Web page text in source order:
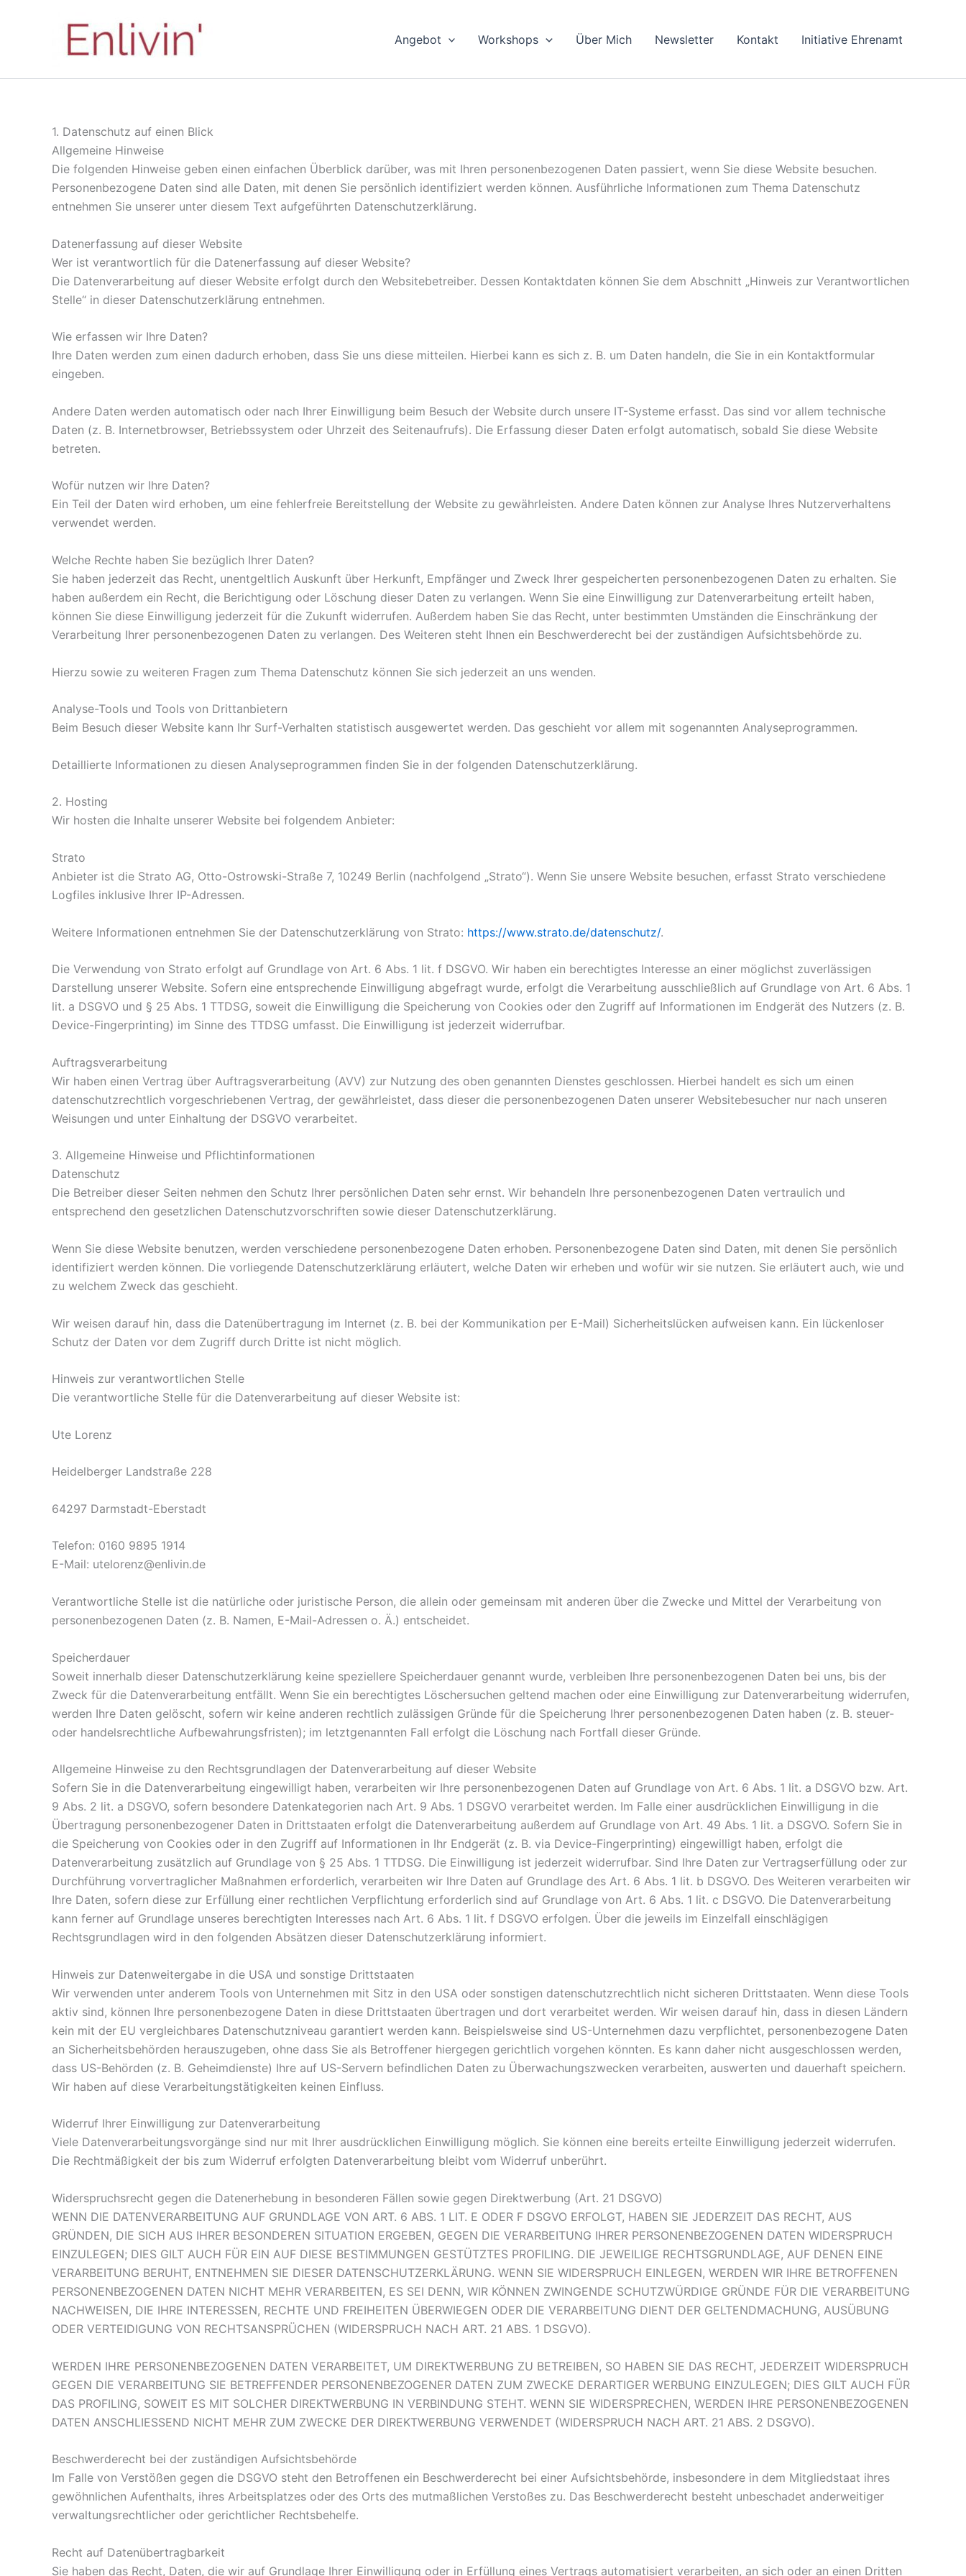
Angebot Workshops Über Mich Newsletter Kontakt Initiative Ehrenamt
1. Datenschutz auf einen Blick
Allgemeine Hinweise
Die folgenden Hinweise geben einen einfachen Überblick darüber, was mit Ihren personenbezogenen Daten passiert, wenn Sie diese Website besuchen.
Personenbezogene Daten sind alle Daten, mit denen Sie persönlich identifiziert werden können. Ausführliche Informationen zum Thema Datenschutz
entnehmen Sie unserer unter diesem Text aufgeführten Datenschutzerklärung.
Datenerfassung auf dieser Website
Wer ist verantwortlich für die Datenerfassung auf dieser Website?
Die Datenverarbeitung auf dieser Website erfolgt durch den Websitebetreiber. Dessen Kontaktdaten können Sie dem Abschnitt „Hinweis zur Verantwortlichen
Stelle“ in dieser Datenschutzerklärung entnehmen.
Wie erfassen wir Ihre Daten?
Ihre Daten werden zum einen dadurch erhoben, dass Sie uns diese mitteilen. Hierbei kann es sich z. B. um Daten handeln, die Sie in ein Kontaktformular
eingeben.
Andere Daten werden automatisch oder nach Ihrer Einwilligung beim Besuch der Website durch unsere IT-Systeme erfasst. Das sind vor allem technische
Daten (z. B. Internetbrowser, Betriebssystem oder Uhrzeit des Seitenaufrufs). Die Erfassung dieser Daten erfolgt automatisch, sobald Sie diese Website
betreten.
Wofür nutzen wir Ihre Daten?
Ein Teil der Daten wird erhoben, um eine fehlerfreie Bereitstellung der Website zu gewährleisten. Andere Daten können zur Analyse Ihres Nutzerverhaltens
verwendet werden.
Welche Rechte haben Sie bezüglich Ihrer Daten?
Sie haben jederzeit das Recht, unentgeltlich Auskunft über Herkunft, Empfänger und Zweck Ihrer gespeicherten personenbezogenen Daten zu erhalten. Sie
haben außerdem ein Recht, die Berichtigung oder Löschung dieser Daten zu verlangen. Wenn Sie eine Einwilligung zur Datenverarbeitung erteilt haben,
können Sie diese Einwilligung jederzeit für die Zukunft widerrufen. Außerdem haben Sie das Recht, unter bestimmten Umständen die Einschränkung der
Verarbeitung Ihrer personenbezogenen Daten zu verlangen. Des Weiteren steht Ihnen ein Beschwerderecht bei der zuständigen Aufsichtsbehörde zu.
Hierzu sowie zu weiteren Fragen zum Thema Datenschutz können Sie sich jederzeit an uns wenden.
Analyse-Tools und Tools von Dritt­anbietern
Beim Besuch dieser Website kann Ihr Surf-Verhalten statistisch ausgewertet werden. Das geschieht vor allem mit sogenannten Analyseprogrammen.
Detaillierte Informationen zu diesen Analyseprogrammen finden Sie in der folgenden Datenschutzerklärung.
2. Hosting
Wir hosten die Inhalte unserer Website bei folgendem Anbieter:
Strato
Anbieter ist die Strato AG, Otto-Ostrowski-Straße 7, 10249 Berlin (nachfolgend „Strato“). Wenn Sie unsere Website besuchen, erfasst Strato verschiedene
Logfiles inklusive Ihrer IP-Adressen.
Weitere Informationen entnehmen Sie der Datenschutzerklärung von Strato: https://www.strato.de/datenschutz/.
Die Verwendung von Strato erfolgt auf Grundlage von Art. 6 Abs. 1 lit. f DSGVO. Wir haben ein berechtigtes Interesse an einer möglichst zuverlässigen
Darstellung unserer Website. Sofern eine entsprechende Einwilligung abgefragt wurde, erfolgt die Verarbeitung ausschließlich auf Grundlage von Art. 6 Abs. 1
lit. a DSGVO und § 25 Abs. 1 TTDSG, soweit die Einwilligung die Speicherung von Cookies oder den Zugriff auf Informationen im Endgerät des Nutzers (z. B.
Device-Fingerprinting) im Sinne des TTDSG umfasst. Die Einwilligung ist jederzeit widerrufbar.
Auftragsverarbeitung
Wir haben einen Vertrag über Auftragsverarbeitung (AVV) zur Nutzung des oben genannten Dienstes geschlossen. Hierbei handelt es sich um einen
datenschutzrechtlich vorgeschriebenen Vertrag, der gewährleistet, dass dieser die personenbezogenen Daten unserer Websitebesucher nur nach unseren
Weisungen und unter Einhaltung der DSGVO verarbeitet.
3. Allgemeine Hinweise und Pflicht­informationen
Datenschutz
Die Betreiber dieser Seiten nehmen den Schutz Ihrer persönlichen Daten sehr ernst. Wir behandeln Ihre personenbezogenen Daten vertraulich und
entsprechend den gesetzlichen Datenschutzvorschriften sowie dieser Datenschutzerklärung.
Wenn Sie diese Website benutzen, werden verschiedene personenbezogene Daten erhoben. Personenbezogene Daten sind Daten, mit denen Sie persönlich
identifiziert werden können. Die vorliegende Datenschutzerklärung erläutert, welche Daten wir erheben und wofür wir sie nutzen. Sie erläutert auch, wie und
zu welchem Zweck das geschieht.
Wir weisen darauf hin, dass die Datenübertragung im Internet (z. B. bei der Kommunikation per E-Mail) Sicherheitslücken aufweisen kann. Ein lückenloser
Schutz der Daten vor dem Zugriff durch Dritte ist nicht möglich.
Hinweis zur verantwortlichen Stelle
Die verantwortliche Stelle für die Datenverarbeitung auf dieser Website ist:
Ute Lorenz
Heidelberger Landstraße 228
64297 Darmstadt-Eberstadt
Telefon: 0160 9895 1914
E-Mail: utelorenz@enlivin.de
Verantwortliche Stelle ist die natürliche oder juristische Person, die allein oder gemeinsam mit anderen über die Zwecke und Mittel der Verarbeitung von
personenbezogenen Daten (z. B. Namen, E-Mail-Adressen o. Ä.) entscheidet.
Speicherdauer
Soweit innerhalb dieser Datenschutzerklärung keine speziellere Speicherdauer genannt wurde, verbleiben Ihre personenbezogenen Daten bei uns, bis der
Zweck für die Datenverarbeitung entfällt. Wenn Sie ein berechtigtes Löschersuchen geltend machen oder eine Einwilligung zur Datenverarbeitung widerrufen,
werden Ihre Daten gelöscht, sofern wir keine anderen rechtlich zulässigen Gründe für die Speicherung Ihrer personenbezogenen Daten haben (z. B. steuer-
oder handelsrechtliche Aufbewahrungsfristen); im letztgenannten Fall erfolgt die Löschung nach Fortfall dieser Gründe.
Allgemeine Hinweise zu den Rechtsgrundlagen der Datenverarbeitung auf dieser Website
Sofern Sie in die Datenverarbeitung eingewilligt haben, verarbeiten wir Ihre personenbezogenen Daten auf Grundlage von Art. 6 Abs. 1 lit. a DSGVO bzw. Art.
9 Abs. 2 lit. a DSGVO, sofern besondere Datenkategorien nach Art. 9 Abs. 1 DSGVO verarbeitet werden. Im Falle einer ausdrücklichen Einwilligung in die
Übertragung personenbezogener Daten in Drittstaaten erfolgt die Datenverarbeitung außerdem auf Grundlage von Art. 49 Abs. 1 lit. a DSGVO. Sofern Sie in
die Speicherung von Cookies oder in den Zugriff auf Informationen in Ihr Endgerät (z. B. via Device-Fingerprinting) eingewilligt haben, erfolgt die
Datenverarbeitung zusätzlich auf Grundlage von § 25 Abs. 1 TTDSG. Die Einwilligung ist jederzeit widerrufbar. Sind Ihre Daten zur Vertragserfüllung oder zur
Durchführung vorvertraglicher Maßnahmen erforderlich, verarbeiten wir Ihre Daten auf Grundlage des Art. 6 Abs. 1 lit. b DSGVO. Des Weiteren verarbeiten wir
Ihre Daten, sofern diese zur Erfüllung einer rechtlichen Verpflichtung erforderlich sind auf Grundlage von Art. 6 Abs. 1 lit. c DSGVO. Die Datenverarbeitung
kann ferner auf Grundlage unseres berechtigten Interesses nach Art. 6 Abs. 1 lit. f DSGVO erfolgen. Über die jeweils im Einzelfall einschlägigen
Rechtsgrundlagen wird in den folgenden Absätzen dieser Datenschutzerklärung informiert.
Hinweis zur Datenweitergabe in die USA und sonstige Drittstaaten
Wir verwenden unter anderem Tools von Unternehmen mit Sitz in den USA oder sonstigen datenschutzrechtlich nicht sicheren Drittstaaten. Wenn diese Tools
aktiv sind, können Ihre personenbezogene Daten in diese Drittstaaten übertragen und dort verarbeitet werden. Wir weisen darauf hin, dass in diesen Ländern
kein mit der EU vergleichbares Datenschutzniveau garantiert werden kann. Beispielsweise sind US-Unternehmen dazu verpflichtet, personenbezogene Daten
an Sicherheitsbehörden herauszugeben, ohne dass Sie als Betroffener hiergegen gerichtlich vorgehen könnten. Es kann daher nicht ausgeschlossen werden,
dass US-Behörden (z. B. Geheimdienste) Ihre auf US-Servern befindlichen Daten zu Überwachungszwecken verarbeiten, auswerten und dauerhaft speichern.
Wir haben auf diese Verarbeitungstätigkeiten keinen Einfluss.
Widerruf Ihrer Einwilligung zur Datenverarbeitung
Viele Datenverarbeitungsvorgänge sind nur mit Ihrer ausdrücklichen Einwilligung möglich. Sie können eine bereits erteilte Einwilligung jederzeit widerrufen.
Die Rechtmäßigkeit der bis zum Widerruf erfolgten Datenverarbeitung bleibt vom Widerruf unberührt.
Widerspruchsrecht gegen die Datenerhebung in besonderen Fällen sowie gegen Direktwerbung (Art. 21 DSGVO)
WENN DIE DATENVERARBEITUNG AUF GRUNDLAGE VON ART. 6 ABS. 1 LIT. E ODER F DSGVO ERFOLGT, HABEN SIE JEDERZEIT DAS RECHT, AUS
GRÜNDEN, DIE SICH AUS IHRER BESONDEREN SITUATION ERGEBEN, GEGEN DIE VERARBEITUNG IHRER PERSONENBEZOGENEN DATEN WIDERSPRUCH
EINZULEGEN; DIES GILT AUCH FÜR EIN AUF DIESE BESTIMMUNGEN GESTÜTZTES PROFILING. DIE JEWEILIGE RECHTSGRUNDLAGE, AUF DENEN EINE
VERARBEITUNG BERUHT, ENTNEHMEN SIE DIESER DATENSCHUTZERKLÄRUNG. WENN SIE WIDERSPRUCH EINLEGEN, WERDEN WIR IHRE BETROFFENEN
PERSONENBEZOGENEN DATEN NICHT MEHR VERARBEITEN, ES SEI DENN, WIR KÖNNEN ZWINGENDE SCHUTZWÜRDIGE GRÜNDE FÜR DIE VERARBEITUNG
NACHWEISEN, DIE IHRE INTERESSEN, RECHTE UND FREIHEITEN ÜBERWIEGEN ODER DIE VERARBEITUNG DIENT DER GELTENDMACHUNG, AUSÜBUNG
ODER VERTEIDIGUNG VON RECHTSANSPRÜCHEN (WIDERSPRUCH NACH ART. 21 ABS. 1 DSGVO).
WERDEN IHRE PERSONENBEZOGENEN DATEN VERARBEITET, UM DIREKTWERBUNG ZU BETREIBEN, SO HABEN SIE DAS RECHT, JEDERZEIT WIDERSPRUCH
GEGEN DIE VERARBEITUNG SIE BETREFFENDER PERSONENBEZOGENER DATEN ZUM ZWECKE DERARTIGER WERBUNG EINZULEGEN; DIES GILT AUCH FÜR
DAS PROFILING, SOWEIT ES MIT SOLCHER DIREKTWERBUNG IN VERBINDUNG STEHT. WENN SIE WIDERSPRECHEN, WERDEN IHRE PERSONENBEZOGENEN
DATEN ANSCHLIESSEND NICHT MEHR ZUM ZWECKE DER DIREKTWERBUNG VERWENDET (WIDERSPRUCH NACH ART. 21 ABS. 2 DSGVO).
Beschwerde­recht bei der zuständigen Aufsichts­behörde
Im Falle von Verstößen gegen die DSGVO steht den Betroffenen ein Beschwerderecht bei einer Aufsichtsbehörde, insbesondere in dem Mitgliedstaat ihres
gewöhnlichen Aufenthalts, ihres Arbeitsplatzes oder des Orts des mutmaßlichen Verstoßes zu. Das Beschwerderecht besteht unbeschadet anderweitiger
verwaltungsrechtlicher oder gerichtlicher Rechtsbehelfe.
Recht auf Daten­übertrag­barkeit
Sie haben das Recht, Daten, die wir auf Grundlage Ihrer Einwilligung oder in Erfüllung eines Vertrags automatisiert verarbeiten, an sich oder an einen Dritten